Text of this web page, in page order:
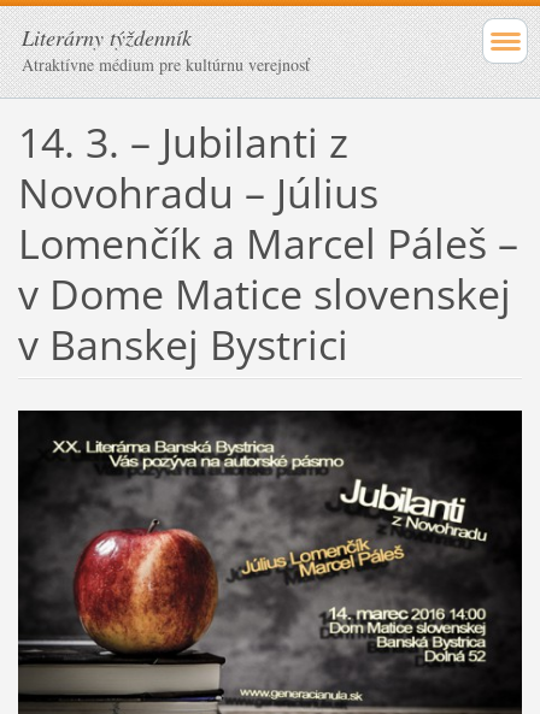
Literárny týždenník
Atraktívne médium pre kultúrnu verejnosť
14. 3. – Jubilanti z
Novohradu – Július
Lomenčík a Marcel Páleš –
v Dome Matice slovenskej
v Banskej Bystrici